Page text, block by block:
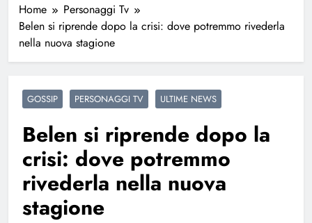
Home
Personaggi Tv
Belen si riprende dopo la crisi: dove potremmo rivederla
nella nuova stagione
GOSSIP PERSONAGGI TV ULTIME NEWS
Belen si riprende dopo la
crisi: dove potremmo
rivederla nella nuova
stagione